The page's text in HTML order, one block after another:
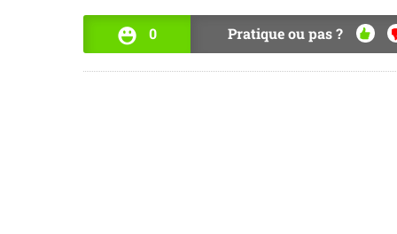
0 Pratique ou pas ?
OUI